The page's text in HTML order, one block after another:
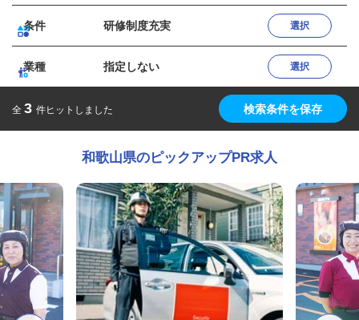
条件 研修制度充実 選択
業種 指定しない 選択
全 3 件ヒットしました 検索条件を保存
和歌山県のピックアップPR求人